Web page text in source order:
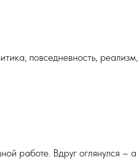
повседневность, реализм,
работе. Вдруг оглянулся – а